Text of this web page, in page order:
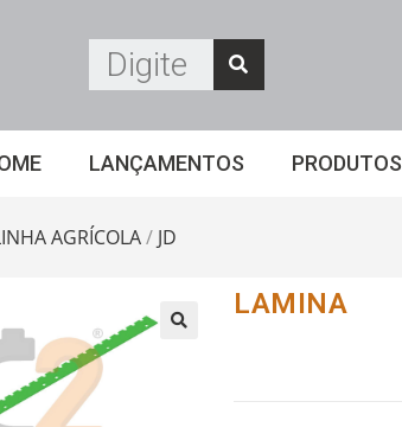
LANÇAMENTOS PRODUTOS
AGRÍCOLA/ JD
LAMINA